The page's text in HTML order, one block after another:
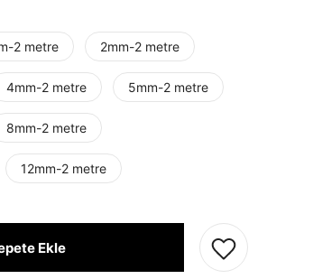
2 metre 2mm-2 metre
4mm-2 metre 5mm-2 metre
8mm-2 metre
12mm-2 metre
Ekle